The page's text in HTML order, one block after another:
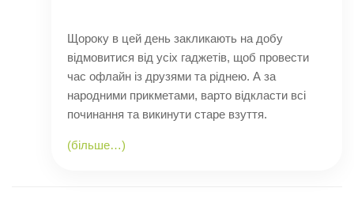
Щороку в цей день закликають на добу
відмовитися від усіх гаджетів, щоб провести
час офлайн із друзями та ріднею. А за
народними прикметами, варто відкласти всі
починання та викинути старе взуття.
(більше…)